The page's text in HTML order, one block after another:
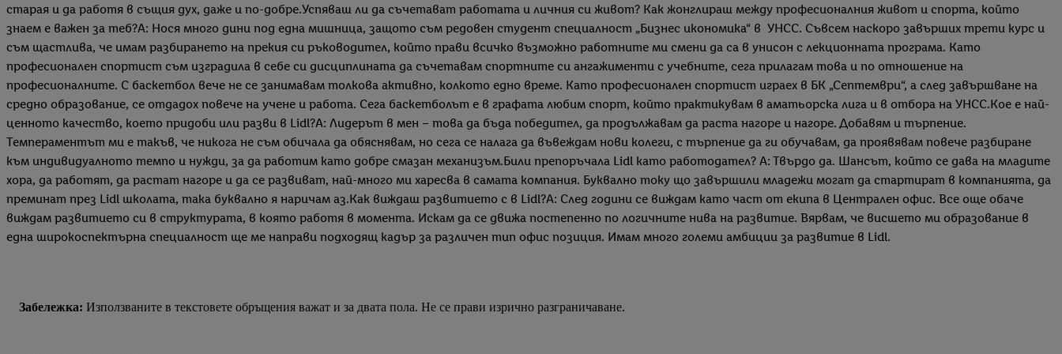
старая и да работя в същия дух, даже и по-добре.Успяваш ли да съчетават работата и личния си живот? Как жонглираш между професионалния живот и спорта, който
знаем е важен за теб?А: Нося много дини под една мишница, защото съм редовен студент специалност „Бизнес икономика“ в УНСС. Съвсем наскоро завърших трети курс и
съм щастлива, че имам разбирането на прекия си ръководител, който прави всичко възможно работните ми смени да са в унисон с лекционната програма. Като
професионален спортист съм изградила в себе си дисциплината да съчетавам спортните си ангажименти с учебните, сега прилагам това и по отношение на
професионалните. С баскетбол вече не се занимавам толкова активно, колкото едно време. Като професионален спортист играех в БК „Септември“, а след завършване на
средно образование, се отдадох повече на учене и работа. Сега баскетболът е в графата любим спорт, който практикувам в аматьорска лига и в отбора на УНСС.Кое е най-
ценното качество, което придоби или разви в Lidl?А: Лидерът в мен – това да бъда победител, да продължавам да раста нагоре и нагоре. Добавям и търпение.
Темпераментът ми е такъв, че никога не съм обичала да обяснявам, но сега се налага да въвеждам нови колеги, с търпение да ги обучавам, да проявявам повече разбиране
към индивидуалното темпо и нужди, за да работим като добре смазан механизъм.Били препоръчала Lidl като работодател? А: Твърдо да. Шансът, който се дава на младите
хора, да работят, да растат нагоре и да се развиват, най-много ми харесва в самата компания. Буквално току що завършили младежи могат да стартират в компанията, да
преминат през Lidl школата, така буквално я наричам аз.Как виждаш развитието с в Lidl?А: След години се виждам като част от екипа в Централен офис. Все още обаче
виждам развитието си в структурата, в която работя в момента. Искам да се движа постепенно по логичните нива на развитие. Вярвам, че висшето ми образование в
една широкоспектърна специалност ще ме направи подходящ кадър за различен тип офис позиция. Имам много големи амбиции за развитие в Lidl.
Забележка: Използваните в текстовете обръщения важат и за двата пола. Не се прави изрично разграничаване.